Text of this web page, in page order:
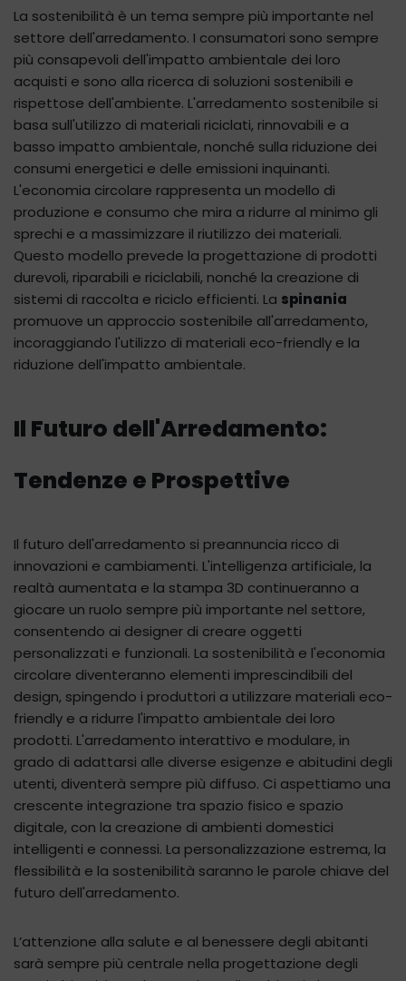
La sostenibilità è un tema sempre più importante nel
settore dell'arredamento. I consumatori sono sempre
più consapevoli dell'impatto ambientale dei loro
acquisti e sono alla ricerca di soluzioni sostenibili e
rispettose dell'ambiente. L'arredamento sostenibile si
basa sull'utilizzo di materiali riciclati, rinnovabili e a
basso impatto ambientale, nonché sulla riduzione dei
consumi energetici e delle emissioni inquinanti.
L'economia circolare rappresenta un modello di
produzione e consumo che mira a ridurre al minimo gli
sprechi e a massimizzare il riutilizzo dei materiali.
Questo modello prevede la progettazione di prodotti
durevoli, riparabili e riciclabili, nonché la creazione di
sistemi di raccolta e riciclo efficienti. La spinania
promuove un approccio sostenibile all'arredamento,
incoraggiando l'utilizzo di materiali eco-friendly e la
riduzione dell'impatto ambientale.
Il Futuro dell'Arredamento:
Tendenze e Prospettive
Il futuro dell'arredamento si preannuncia ricco di
innovazioni e cambiamenti. L'intelligenza artificiale, la
realtà aumentata e la stampa 3D continueranno a
giocare un ruolo sempre più importante nel settore,
consentendo ai designer di creare oggetti
personalizzati e funzionali. La sostenibilità e l'economia
circolare diventeranno elementi imprescindibili del
design, spingendo i produttori a utilizzare materiali eco-
friendly e a ridurre l'impatto ambientale dei loro
prodotti. L'arredamento interattivo e modulare, in
grado di adattarsi alle diverse esigenze e abitudini degli
utenti, diventerà sempre più diffuso. Ci aspettiamo una
crescente integrazione tra spazio fisico e spazio
digitale, con la creazione di ambienti domestici
intelligenti e connessi. La personalizzazione estrema, la
flessibilità e la sostenibilità saranno le parole chiave del
futuro dell'arredamento.
L’attenzione alla salute e al benessere degli abitanti
sarà sempre più centrale nella progettazione degli